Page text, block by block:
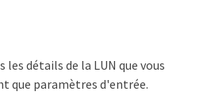
les détails de la LUN que vous
que paramètres d'entrée.